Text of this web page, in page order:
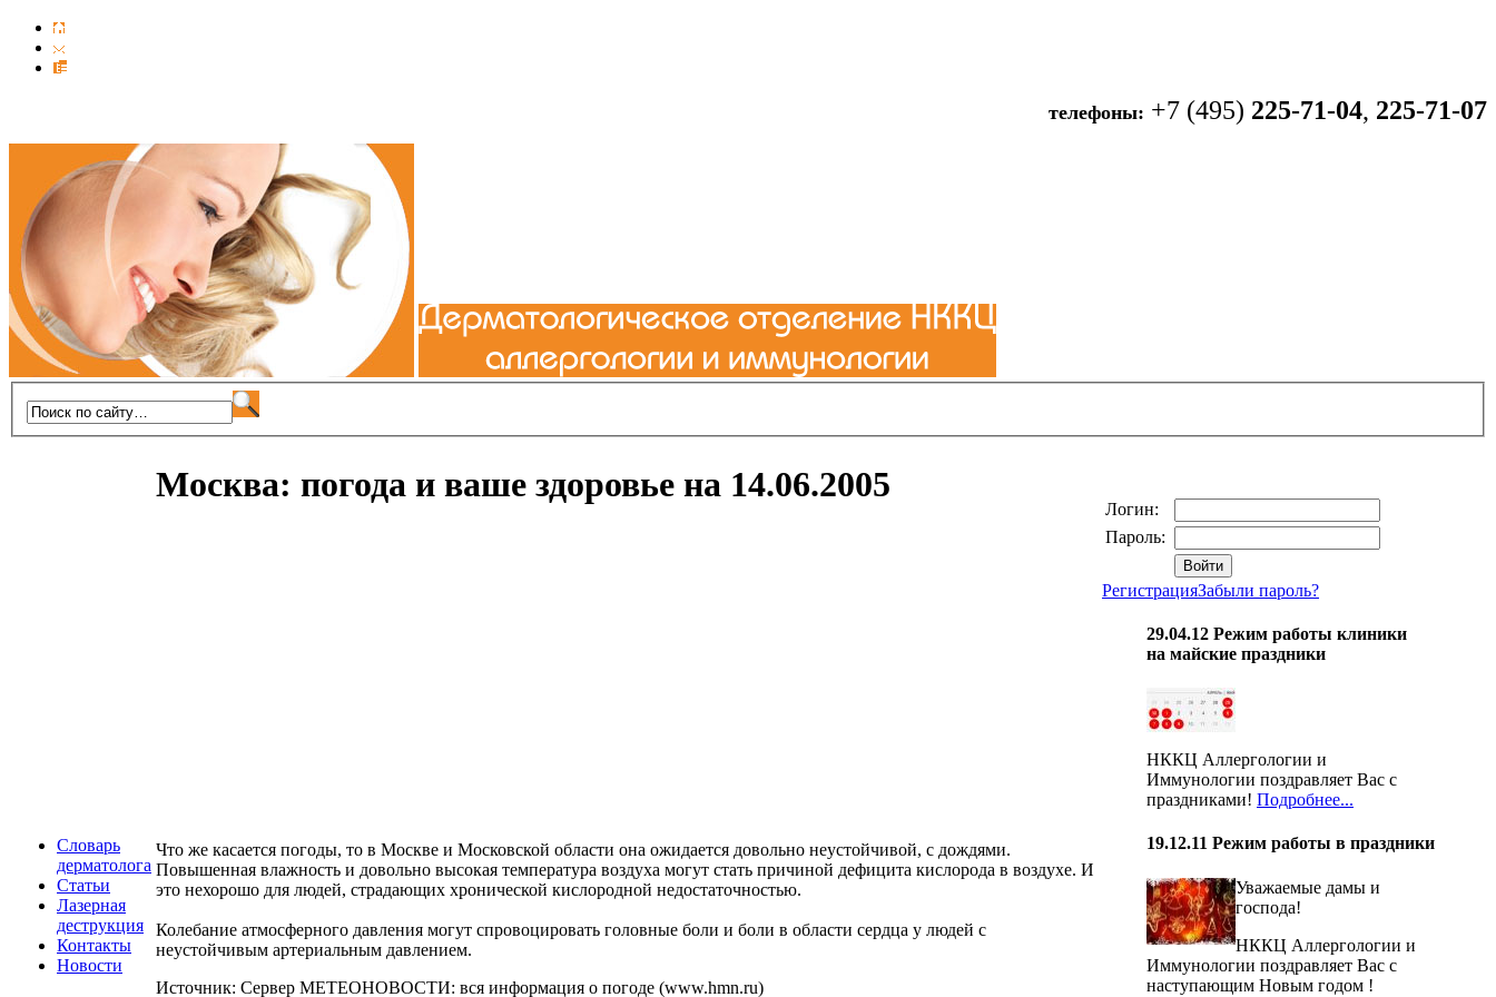
телефоны: +7 (495) 225-71-04, 225-71-07
Словарь
дерматолога
Статьи
Лазерная
деструкция
Контакты
Новости
Москва: погода и ваше здоровье на 14.06.2005
Что же касается погоды, то в Москве и Московской области она ожидается довольно неустойчивой, с дождями.
Повышенная влажность и довольно высокая температура воздуха могут стать причиной дефицита кислорода в воздухе. И
это нехорошо для людей, страдающих хронической кислородной недостаточностью.
Колебание атмосферного давления могут спровоцировать головные боли и боли в области сердца у людей с
неустойчивым артериальным давлением.
Источник: Сервер МЕТЕОНОВОСТИ: вся информация о погоде (www.hmn.ru)
Логин:
Пароль:
РегистрацияЗабыли пароль?
29.04.12 Режим работы клиники
на майские праздники
НККЦ Аллергологии и
Иммунологии поздравляет Вас с
праздниками! Подробнее...
19.12.11 Режим работы в праздники
Уважаемые дамы и
господа!
НККЦ Аллергологии и
Иммунологии поздравляет Вас с
наступающим Новым годом !